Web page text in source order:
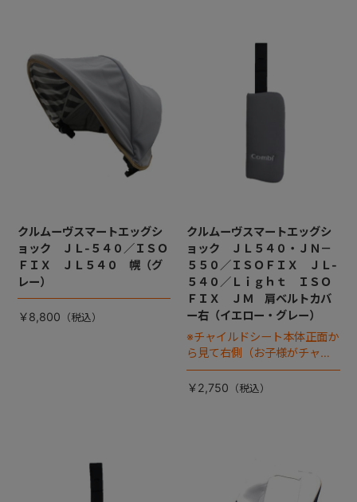
クルムーヴスマートエッグシ
ョック ＪＬ-５４０／ＩＳＯ
ＦＩＸ ＪＬ５４０ 幌（グ
レー）
￥8,800
クルムーヴスマートエッグシ
ョック ＪＬ５４０・ＪＮ－
５５０／ＩＳＯＦＩＸ ＪＬ-
５４０／Ｌｉｇｈｔ ＩＳＯ
ＦＩＸ ＪＭ 肩ベルトカバ
ー右（イエロー・グレー）
※チャイルドシート本体正面か
ら見て右側（お子様がチャイ
ルドシートに座った状態で左
手側となります）
￥2,750